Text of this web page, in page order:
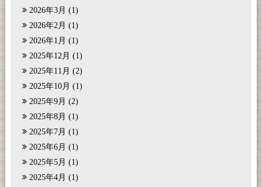
2026年3月 (1)
2026年2月 (1)
2026年1月 (1)
2025年12月 (1)
2025年11月 (2)
2025年10月 (1)
2025年9月 (2)
2025年8月 (1)
2025年7月 (1)
2025年6月 (1)
2025年5月 (1)
2025年4月 (1)